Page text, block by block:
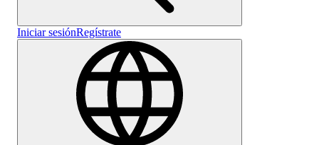
Iniciar sesiónRegístrate